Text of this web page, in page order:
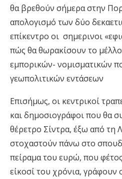
θα βρεθούν σήμερα στην
απολογισμό των δύο
επίκεντρο οι σημερινοι
πώς θα θωρακίσουν το
εμπορικών- νομισματικών
γεωπολιτικών εντάσεων
Επισήμως, οι κεντρικοί
και δημοσιογράφοι που θα
θέρετρο Σίντρα, έξω από τη
στοχαστούν πάνω στο
πείραμα του ευρώ, που
είκοσί του χρόνια, γράφουν